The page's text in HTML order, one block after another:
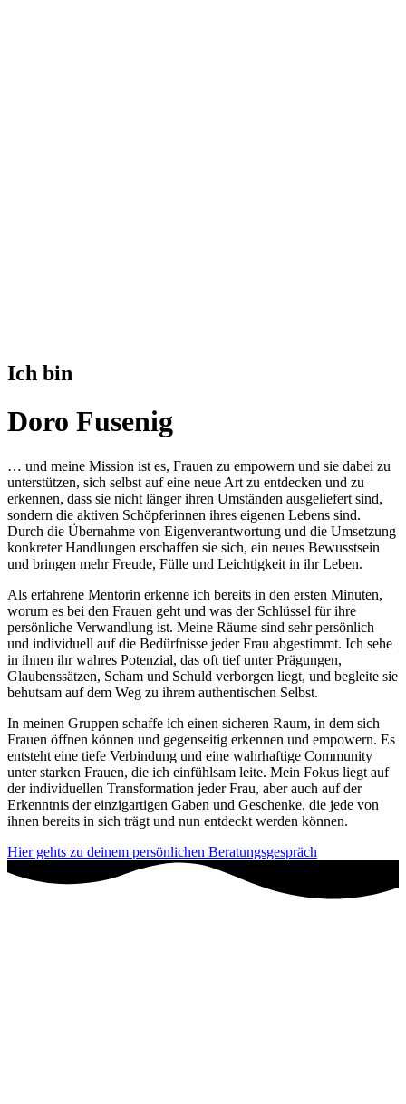
Ich bin
Doro Fusenig
… und meine Mission ist es, Frauen zu empowern und sie dabei zu
unterstützen, sich selbst auf eine neue Art zu entdecken und zu
erkennen, dass sie nicht länger ihren Umständen ausgeliefert sind,
sondern die aktiven Schöpferinnen ihres eigenen Lebens sind.
Durch die Übernahme von Eigenverantwortung und die Umsetzung
konkreter Handlungen erschaffen sie sich, ein neues Bewusstsein
und bringen mehr Freude, Fülle und Leichtigkeit in ihr Leben.
Als erfahrene Mentorin erkenne ich bereits in den ersten Minuten,
worum es bei den Frauen geht und was der Schlüssel für ihre
persönliche Verwandlung ist. Meine Räume sind sehr persönlich
und individuell auf die Bedürfnisse jeder Frau abgestimmt. Ich sehe
in ihnen ihr wahres Potenzial, das oft tief unter Prägungen,
Glaubenssätzen, Scham und Schuld verborgen liegt, und begleite sie
behutsam auf dem Weg zu ihrem authentischen Selbst.
In meinen Gruppen schaffe ich einen sicheren Raum, in dem sich
Frauen öffnen können und gegenseitig erkennen und empowern. Es
entsteht eine tiefe Verbindung und eine wahrhaftige Community
unter starken Frauen, die ich einfühlsam leite. Mein Fokus liegt auf
der individuellen Transformation jeder Frau, aber auch auf der
Erkenntnis der einzigartigen Gaben und Geschenke, die jede von
ihnen bereits in sich trägt und nun entdeckt werden können.
Hier gehts zu deinem persönlichen Beratungsgespräch